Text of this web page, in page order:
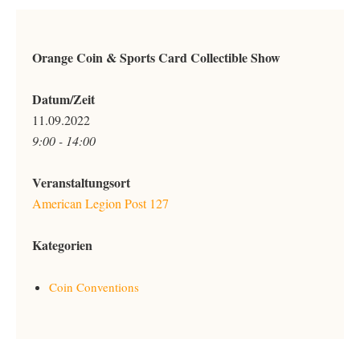
Orange Coin & Sports Card Collectible Show
Datum/Zeit
11.09.2022
9:00 - 14:00
Veranstaltungsort
American Legion Post 127
Kategorien
Coin Conventions